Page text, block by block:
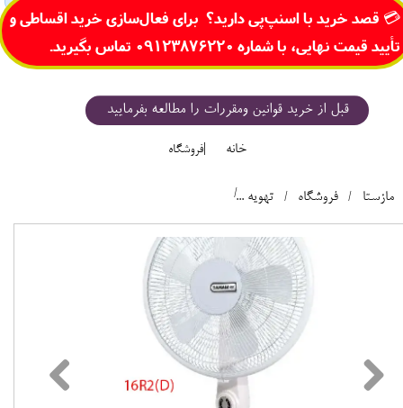
​💳 قصد خرید با اسنپ‌پی دارید؟ برای فعال‌سازی خرید اقساطی و
تأیید قیمت نهایی، با شماره 09123876220 تماس بگیرید.​​​​​​​
مازستا فروشگاه تهویه
قبل از خرید قوانین ومقررات را مطالعه بفرمایید
خانه |فروشگاه